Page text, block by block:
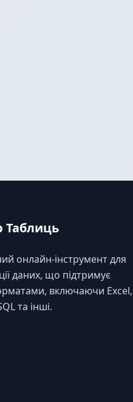
Таблиць
онлайн-інструмент для
даних, що підтримує
включаючи Excel,
та інші.